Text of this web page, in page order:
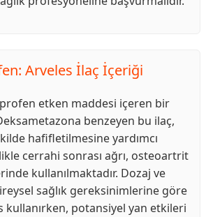
Arveles İlaç İçeriği
etken maddesi içeren bir
benzeyen bu ilaç,
hafifletilmesine yardımcı
cerrahi sonrası ağrı, osteoartrit
kullanılmaktadır. Dozaj ve
sağlık gereksinimlerine göre
kullanırken, potansiyel yan etkileri